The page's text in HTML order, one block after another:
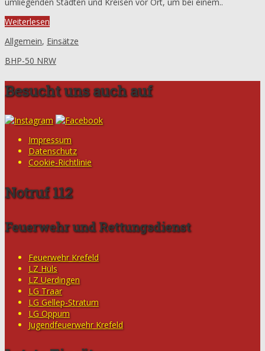
Weiterlesen
Allgemein, Einsätze
BHP-50 NRW
Besucht uns auch auf
Impressum
Datenschutz
Cookie-Richtlinie
Notruf 112
Feuerwehr und Rettungsdienst
Feuerwehr Krefeld
LZ Hüls
LZ Uerdingen
LG Traar
LG Gellep-Stratum
LG Oppum
Jugendfeuerwehr Krefeld